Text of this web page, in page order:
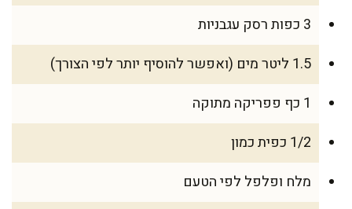
3 כפות רסק עגבניות
1.5 ליטר מים (ואפשר להוסיף יותר לפי הצורך)
1 כף פפריקה מתוקה
1/2 כפית כמון
מלח ופלפל לפי הטעם